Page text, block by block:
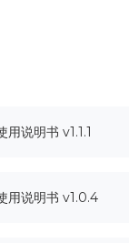
说明书 v1.1.1
用说明书 v1.0.4